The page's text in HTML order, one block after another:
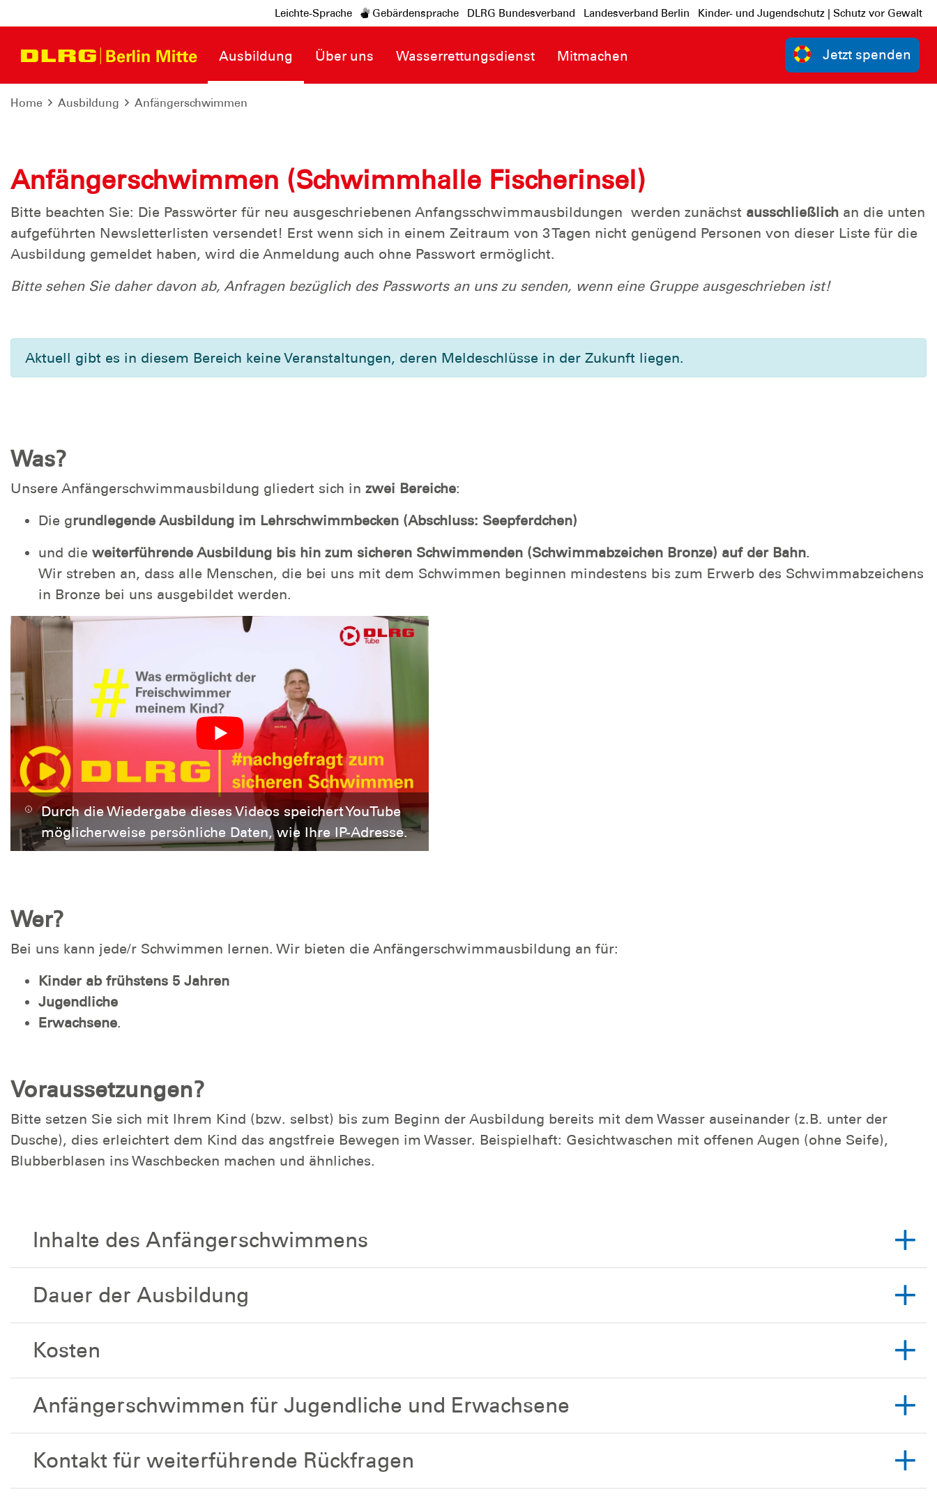
Leichte-Sprache Gebärdensprache DLRG Bundesverband Landesverband Berlin Kinder- und Jugendschutz | Schutz vor Gewalt
Ausbildung Über uns Wasserrettungsdienst Mitmachen Jetzt spenden
Home Ausbildung Anfängerschwimmen
Anfängerschwimmen (Schwimmhalle Fischerinsel)
Bitte beachten Sie: Die Passwörter für neu ausgeschriebenen Anfangsschwimmausbildungen werden zunächst ausschließlich an die unten
aufgeführten Newsletterlisten versendet! Erst wenn sich in einem Zeitraum von 3 Tagen nicht genügend Personen von dieser Liste für die
Ausbildung gemeldet haben, wird die Anmeldung auch ohne Passwort ermöglicht.
Bitte sehen Sie daher davon ab, Anfragen bezüglich des Passworts an uns zu senden, wenn eine Gruppe ausgeschrieben ist!
Aktuell gibt es in diesem Bereich keine Veranstaltungen, deren Meldeschlüsse in der Zukunft liegen.
Was?
Unsere Anfängerschwimmausbildung gliedert sich in zwei Bereiche:
Die grundlegende Ausbildung im Lehrschwimmbecken (Abschluss: Seepferdchen)
und die weiterführende Ausbildung bis hin zum sicheren Schwimmenden (Schwimmabzeichen Bronze) auf der Bahn.
Wir streben an, dass alle Menschen, die bei uns mit dem Schwimmen beginnen mindestens bis zum Erwerb des Schwimmabzeichens
in Bronze bei uns ausgebildet werden.
Durch die Wiedergabe dieses Videos speichert YouTube
möglicherweise persönliche Daten, wie Ihre IP-Adresse.
Wer?
Bei uns kann jede/r Schwimmen lernen. Wir bieten die Anfängerschwimmausbildung an für:
Kinder ab frühstens 5 Jahren
Jugendliche
Erwachsene.
Voraussetzungen?
Bitte setzen Sie sich mit Ihrem Kind (bzw. selbst) bis zum Beginn der Ausbildung bereits mit dem Wasser auseinander (z.B. unter der
Dusche), dies erleichtert dem Kind das angstfreie Bewegen im Wasser. Beispielhaft: Gesichtwaschen mit offenen Augen (ohne Seife),
Blubberblasen ins Waschbecken machen und ähnliches.
Inhalte des Anfängerschwimmens
Dauer der Ausbildung
Kosten
Anfängerschwimmen für Jugendliche und Erwachsene
Kontakt für weiterführende Rückfragen